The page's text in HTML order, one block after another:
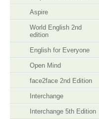
Aspire
World English 2nd
edition
English for Everyone
Open Mind
face2face 2nd Edition
Interchange
Interchange 5th Edition